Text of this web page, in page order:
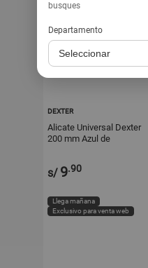
DEXTER
Alicate Universal Dexter
200 mm Azul de
s/ 9.90
Llega mañana
Exclusivo para venta web
busques
Departamento